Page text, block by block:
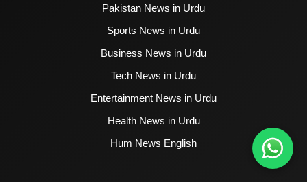
Pakistan News in Urdu
Sports News in Urdu
Business News in Urdu
Tech News in Urdu
Entertainment News in Urdu
Health News in Urdu
Hum News English